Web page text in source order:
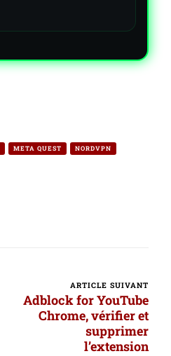
META QUEST NORDVPN
ARTICLE SUIVANT
Adblock for YouTube
Chrome, vérifier et
supprimer
l’extension